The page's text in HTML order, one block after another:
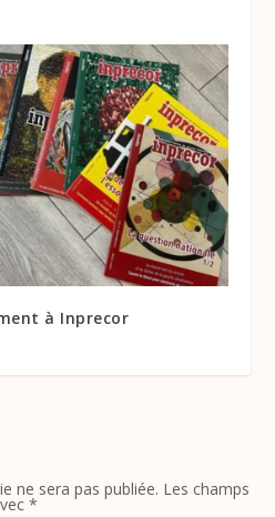
à Inprecor
ne sera pas publiée. Les champs
*